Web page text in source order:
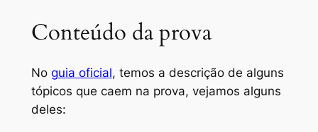
Conteúdo da prova
No guia oficial, temos a descrição de alguns
tópicos que caem na prova, vejamos alguns
deles: